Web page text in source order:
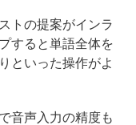
トの提案がインラ
すると単語全体を
といった操作がよ
音声入力の精度も